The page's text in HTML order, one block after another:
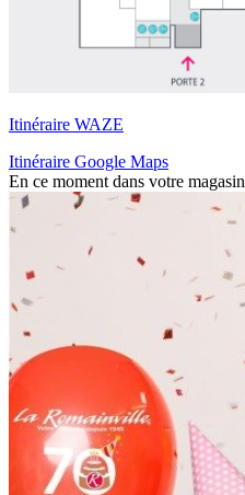
Itinéraire WAZE
Itinéraire Google Maps
En ce moment dans votre magasin